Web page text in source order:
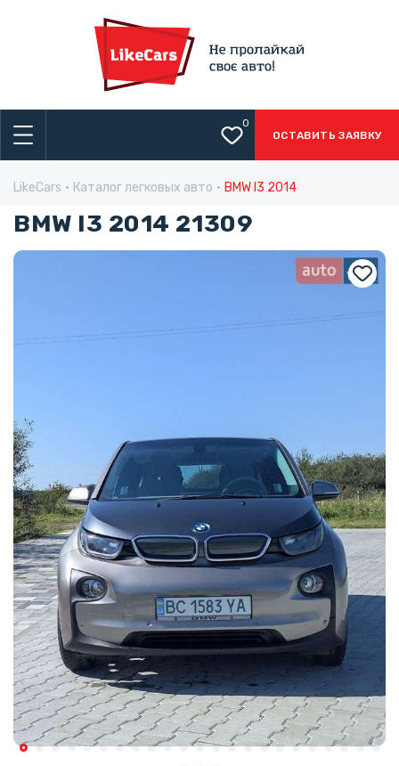
0
ОСТАВИТЬ ЗАЯВКУ
LikeCars Каталог легковых авто BMW I3 2014
BMW I3 2014 21309